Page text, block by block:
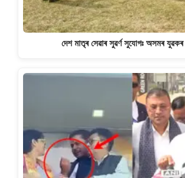
দেশ মাতৃৰ সেৱাৰ সুৱৰ্ণ সুযোগঃ অসমৰ যুৱকৰ